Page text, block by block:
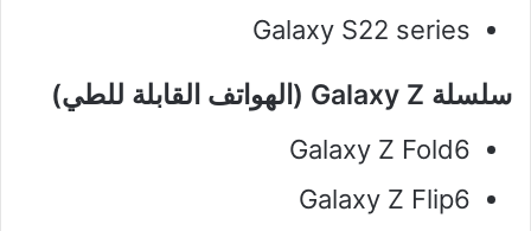
Galaxy S22 series
سلسلة Galaxy Z (الهواتف القابلة للطي)
Galaxy Z Fold6
Galaxy Z Flip6